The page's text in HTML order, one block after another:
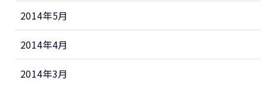
2014年5月
2014年4月
2014年3月